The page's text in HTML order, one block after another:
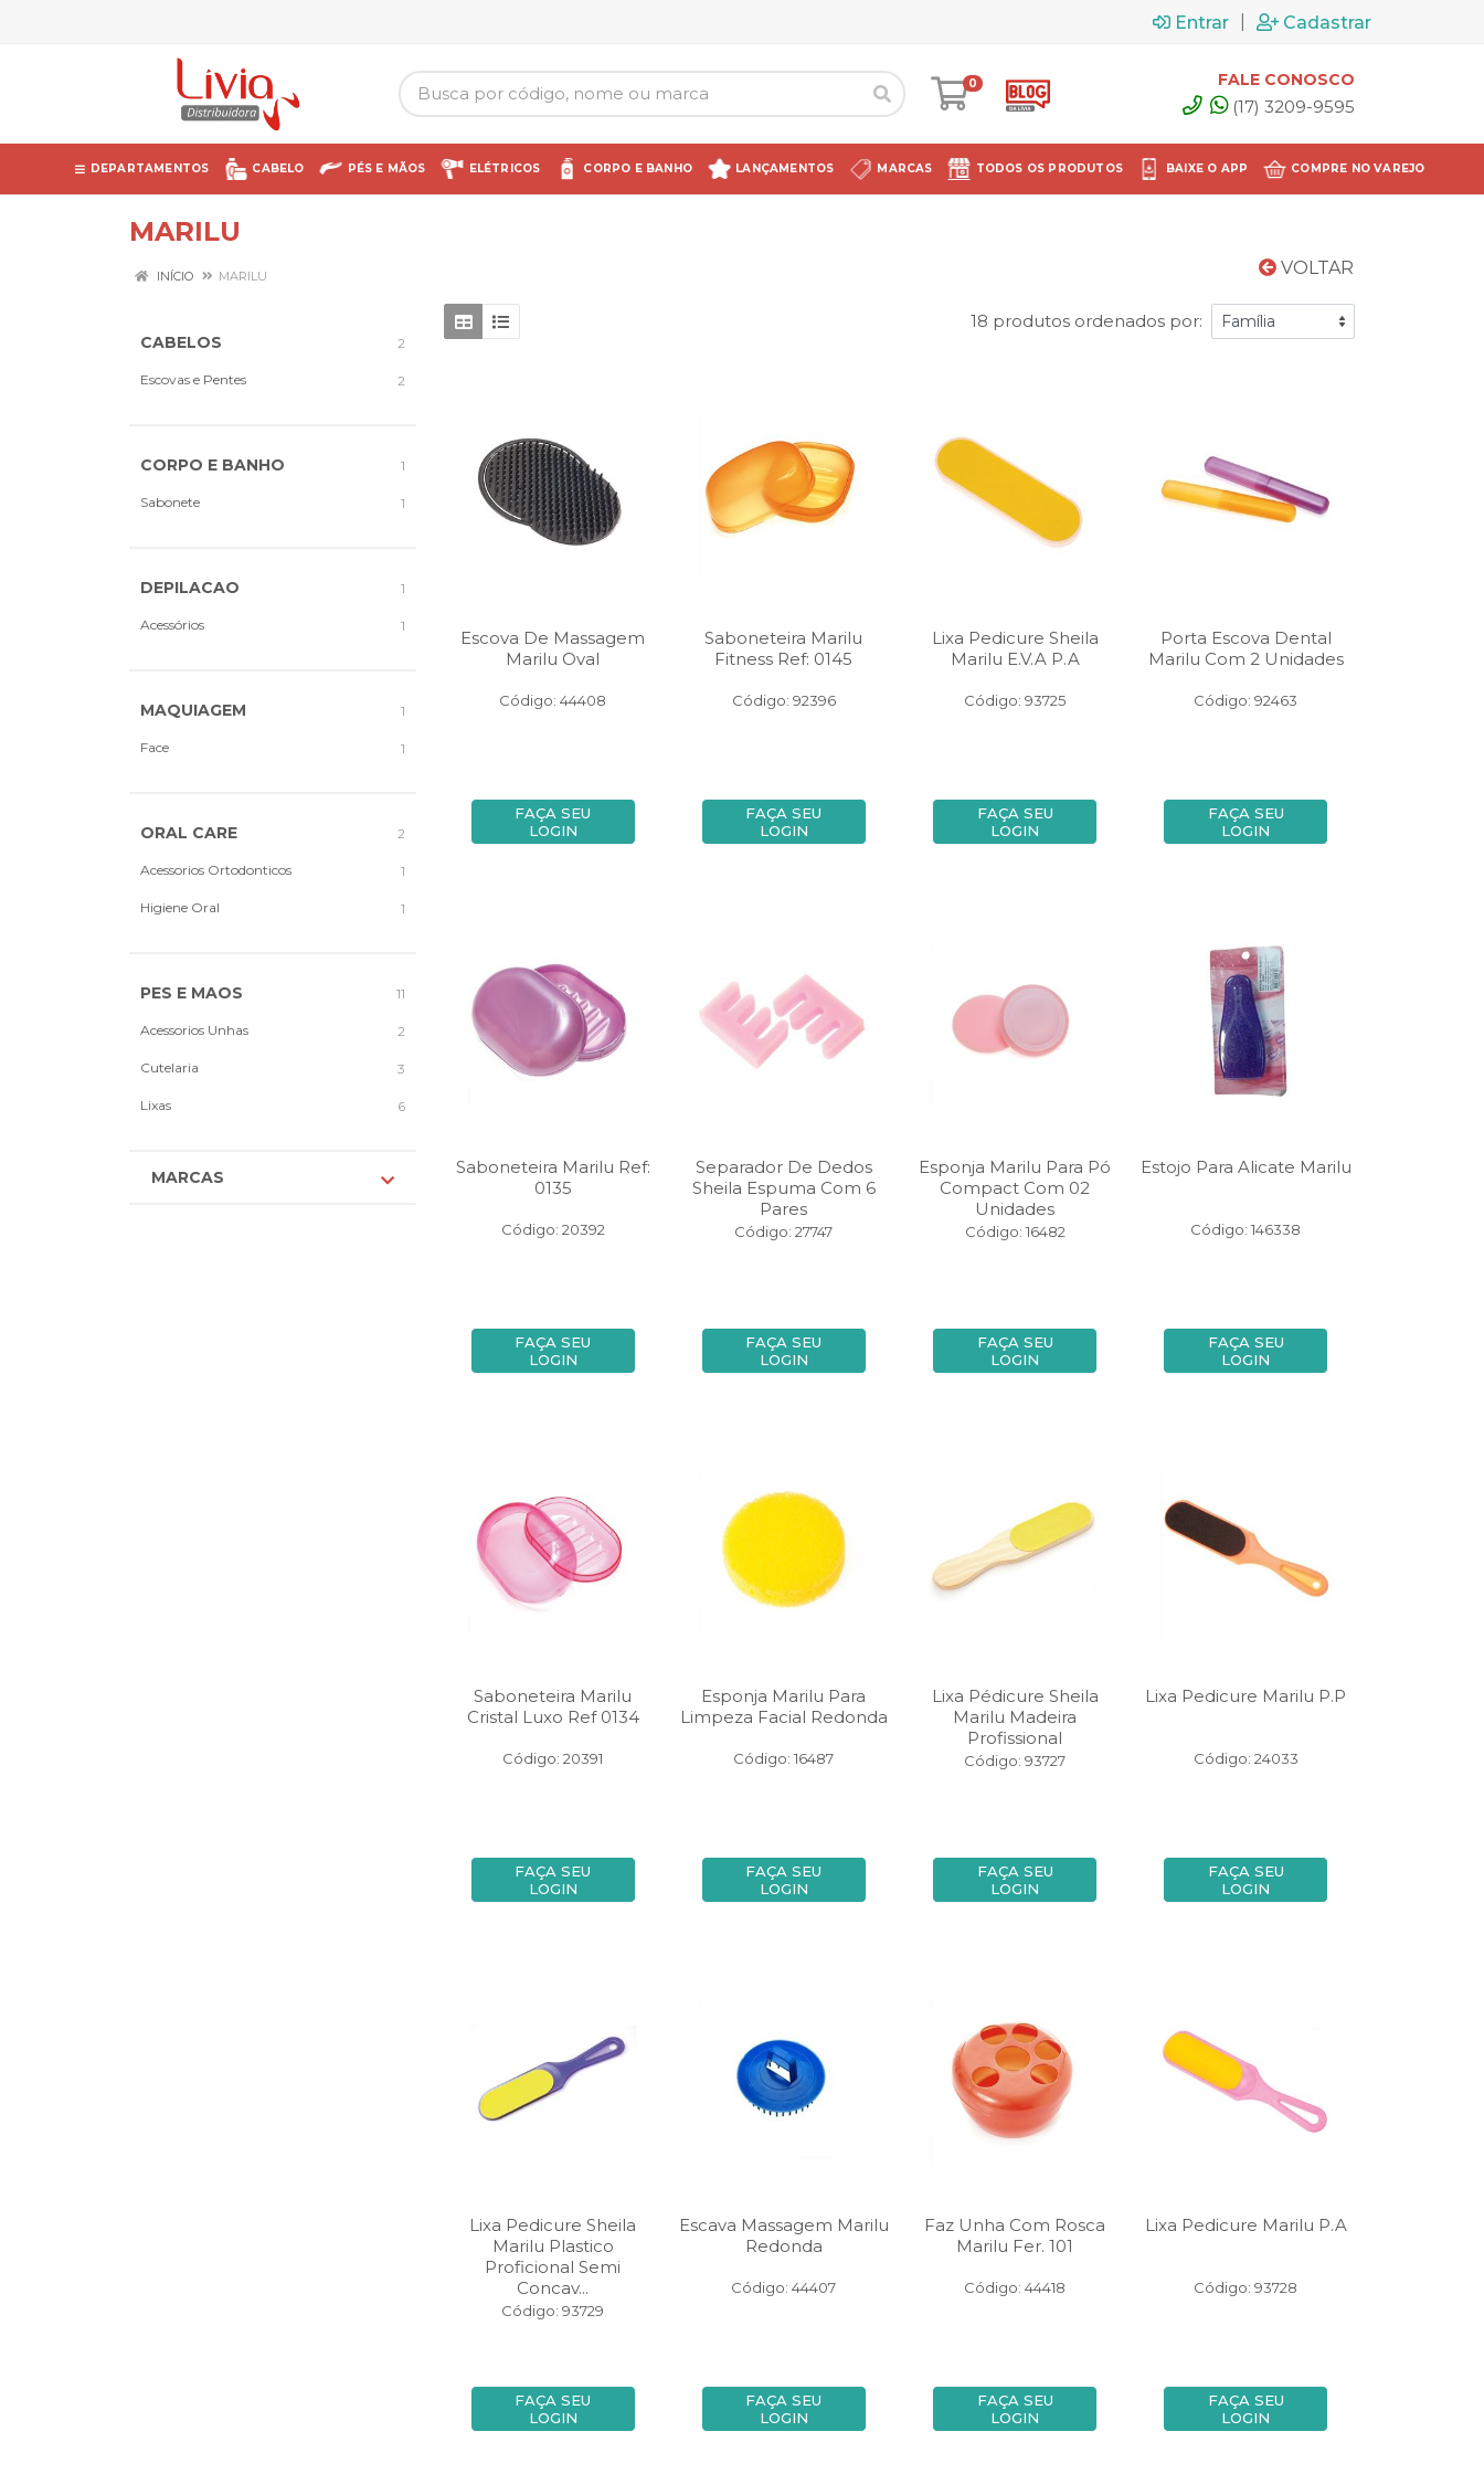
Entrar Cadastrar
0 FALE CONOSCO
(17) 3209-9595
DEPARTAMENTOS CABELO PÉS E MÃOS ELÉTRICOS CORPO E BANHO LANÇAMENTOS MARCAS TODOS OS PRODUTOS BAIXE O APP COMPRE NO VAREJO
MARILU
VOLTAR
INÍCIO MARILU
CABELOS 2
Escovas e Pentes 2
CORPO E BANHO 1
Sabonete 1
DEPILACAO 1
Acessórios 1
MAQUIAGEM 1
Face 1
ORAL CARE 2
Acessorios Ortodonticos 1
Higiene Oral 1
PES E MAOS 11
Acessorios Unhas 2
Cutelaria 3
Lixas 6
MARCAS
18 produtos ordenados por:
Escova De Massagem
Marilu Oval
Código: 44408
FAÇA SEU
LOGIN
Saboneteira Marilu
Fitness Ref: 0145
Código: 92396
FAÇA SEU
LOGIN
Lixa Pedicure Sheila
Marilu E.V.A P.A
Código: 93725
FAÇA SEU
LOGIN
Porta Escova Dental
Marilu Com 2 Unidades
Código: 92463
FAÇA SEU
LOGIN
Saboneteira Marilu Ref:
0135
Código: 20392
FAÇA SEU
LOGIN
Separador De Dedos
Sheila Espuma Com 6
Pares
Código: 27747
FAÇA SEU
LOGIN
Esponja Marilu Para Pó
Compact Com 02
Unidades
Código: 16482
FAÇA SEU
LOGIN
Estojo Para Alicate Marilu
Código: 146338
FAÇA SEU
LOGIN
Saboneteira Marilu
Cristal Luxo Ref 0134
Código: 20391
FAÇA SEU
LOGIN
Esponja Marilu Para
Limpeza Facial Redonda
Código: 16487
FAÇA SEU
LOGIN
Lixa Pédicure Sheila
Marilu Madeira
Profissional
Código: 93727
FAÇA SEU
LOGIN
Lixa Pedicure Marilu P.P
Código: 24033
FAÇA SEU
LOGIN
Lixa Pedicure Sheila
Marilu Plastico
Proficional Semi
Concav...
Código: 93729
FAÇA SEU
LOGIN
Escava Massagem Marilu
Redonda
Código: 44407
FAÇA SEU
LOGIN
Faz Unha Com Rosca
Marilu Fer. 101
Código: 44418
FAÇA SEU
LOGIN
Lixa Pedicure Marilu P.A
Código: 93728
FAÇA SEU
LOGIN